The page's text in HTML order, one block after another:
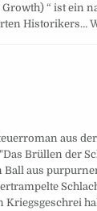
“ ist ein
Historikers…
aus
Brüllen der
Ball aus
Kriegsgeschrei